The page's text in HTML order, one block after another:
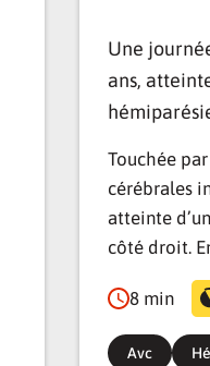
Une
ans,
Touchée
cérébrales
atteinte
côté droit.
8 min
Avc